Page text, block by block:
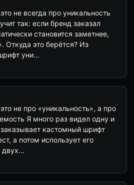
не всегда про уникальность
так: если бренд заказал
становится заметнее,
Откуда это берётся? Из
уни…
не про «уникальность», а про
Я много раз видел одну и
кастомный шрифт
а потом использует его
двух…